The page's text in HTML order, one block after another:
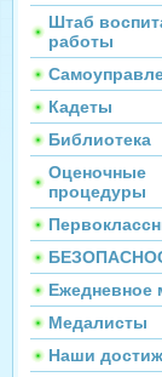
Штаб
работы
Кадеты
Библиотека
Оценочные
процедуры
Ежедневное
Медалисты
Наши